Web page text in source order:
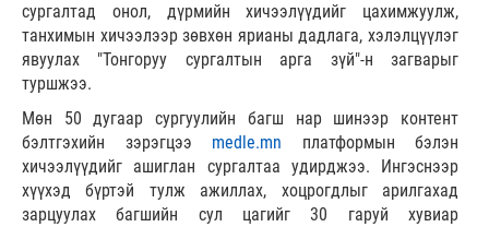
сургалтад онол, дүрмийн хичээлүүдийг цахимжуулж,
танхимын хичээлээр зөвхөн ярианы дадлага, хэлэлцүүлэг
явуулах "Тонгоруу сургалтын арга зүй"-н загварыг
туршжээ.
Мөн 50 дугаар сургуулийн багш нар шинээр контент
бэлтгэхийн зэрэгцээ medle.mn платформын бэлэн
хичээлүүдийг ашиглан сургалтаа удирджээ. Ингэснээр
хүүхэд бүртэй тулж ажиллах, хоцрогдлыг арилгахад
зарцуулах багшийн сул цагийг 30 гаруй хувиар